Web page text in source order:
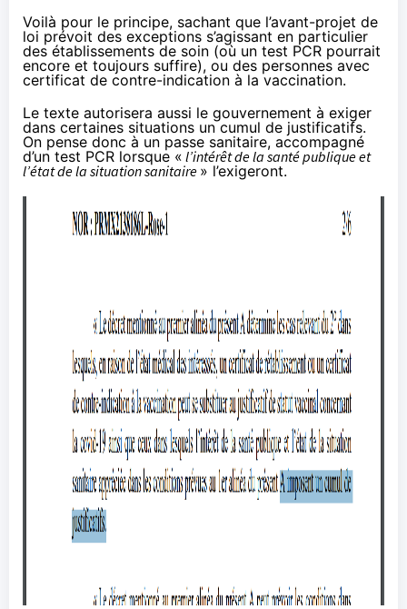
Voilà pour le principe, sachant que l’avant-projet de
loi prévoit des exceptions s’agissant en particulier
des établissements de soin (où un test PCR pourrait
encore et toujours suffire), ou des personnes avec
certificat de contre-indication à la vaccination.
Le texte autorisera aussi le gouvernement à exiger
dans certaines situations un cumul de justificatifs.
On pense donc à un passe sanitaire, accompagné
d’un test PCR lorsque « l’intérêt de la santé publique et
l’état de la situation sanitaire » l’exigeront.